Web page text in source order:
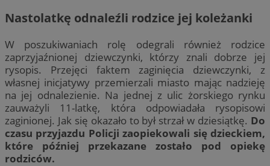
Nastolatkę odnaleźli rodzice jej koleżanki
W poszukiwaniach rolę odegrali również rodzice
zaprzyjaźnionej dziewczynki, którzy znali dobrze jej
rysopis. Przejęci faktem zaginięcia dziewczynki, z
własnej inicjatywy przemierzali miasto mając nadzieję
na jej odnalezienie. Na jednej z ulic żorskiego rynku
zauważyli 11-latkę, która odpowiadała rysopisowi
zaginionej. Jak się okazało to był strzał w dziesiątkę. Do
czasu przyjazdu Policji zaopiekowali się dzieckiem,
które później przekazane zostało pod opiekę
rodziców.